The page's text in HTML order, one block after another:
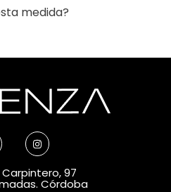
medida?
97
Córdoba